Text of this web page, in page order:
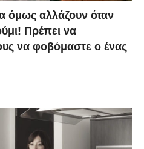
όμως αλλάζουν όταν
Πρέπει να
να φοβόμαστε ο ένας